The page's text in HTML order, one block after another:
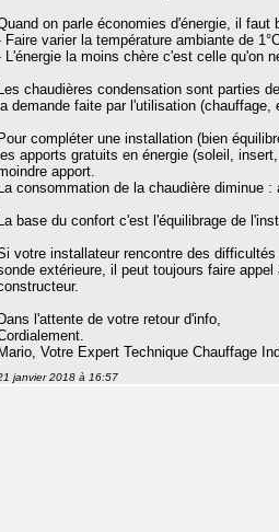
on parle économies d'énergie, il
Faire varier la température ambiante de
L'énergie la moins chère c'est celle qu'on
Les chaudières condensation sont parties
la demande faite par l'utilisation (chauffage,
Pour compléter une installation (bien
les apports gratuits en énergie (soleil,
apport.
La consommation de la chaudière diminue
La base du confort c'est l'équilibrage de
votre installateur rencontre des
extérieure, il peut toujours faire
Dans l'attente de votre retour d'info,
Mario, Votre Expert Technique Chauffage
janvier 2018 à 16:57